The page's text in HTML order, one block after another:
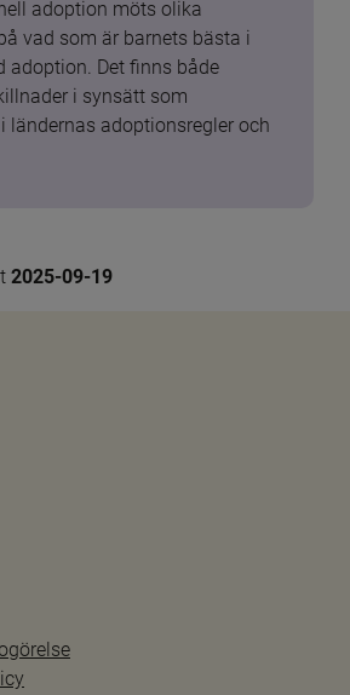
adoption möts olika
vad som är barnets bästa i
adoption. Det finns både
i synsätt som
ländernas adoptionsregler och
2025-09-19